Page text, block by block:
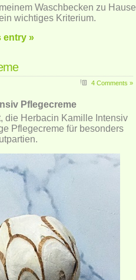
Waschbecken zu Hause
wichtiges Kriterium.
entry »
4 Comments »
Pflegecreme
die Herbacin Kamille Intensiv
Pflegecreme für besonders